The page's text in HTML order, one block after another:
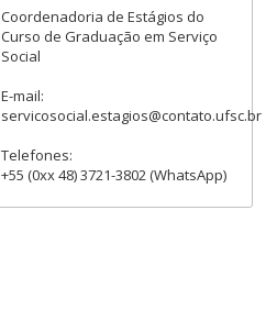
Coordenadoria de Estágios do
Curso de Graduação em Serviço
Social
E-mail:
servicosocial.estagios@contato.ufsc.br
Telefones:
+55 (0xx 48) 3721-3802 (WhatsApp)